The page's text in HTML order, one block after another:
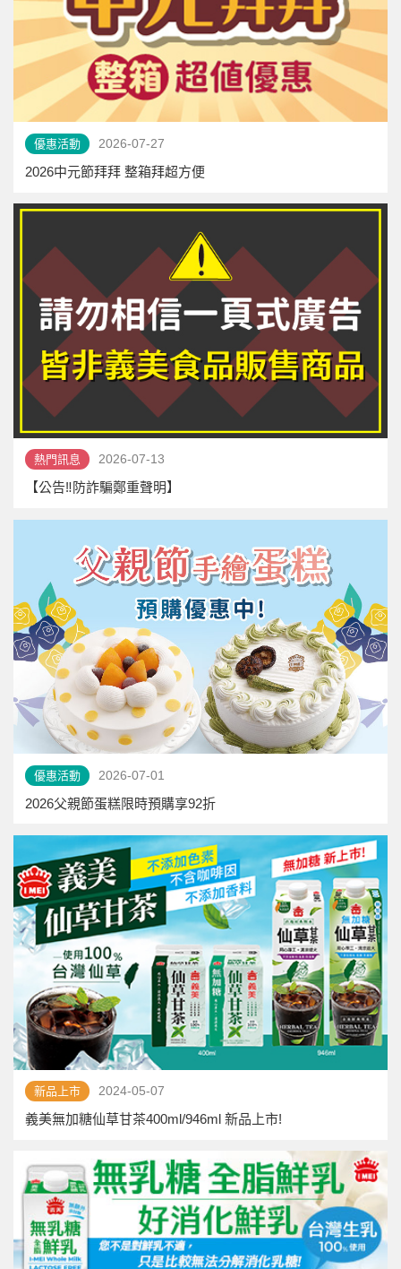
優惠活動 2026-07-27
2026中元節拜拜 整箱拜超方便
熱門訊息 2026-07-13
【公告‼️防詐騙鄭重聲明】​
優惠活動 2026-07-01
2026父親節蛋糕限時預購享92折
新品上市 2024-05-07
義美無加糖仙草甘茶400ml/946ml 新品上市!